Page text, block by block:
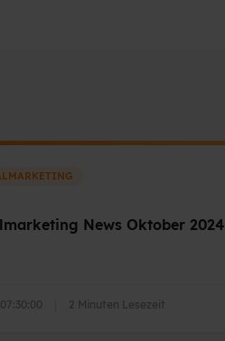
News Oktober 2024
2 Minuten Lesezeit